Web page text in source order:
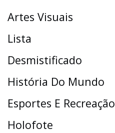
Artes Visuais
Lista
Desmistificado
História Do Mundo
Esportes E Recreação
Holofote